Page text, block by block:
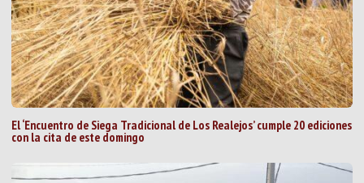
El ‘Encuentro de Siega Tradicional de Los Realejos’ cumple 20 ediciones
con la cita de este domingo